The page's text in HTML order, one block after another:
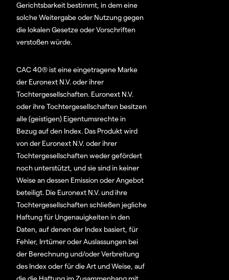
Gerichtsbarkeit bestimmt, in dem eine
solche Weitergabe oder Nutzung gegen
die lokalen Gesetze oder Vorschriften
verstoßen würde.
CAC 40® ist eine eingetragene Marke
der Euronext N.V. oder ihrer
Tochtergesellschaften. Euronext N.V.
oder ihre Tochtergesellschaften besitzen
alle (geistigen) Eigentumsrechte in
Bezug auf den Index. Das Produkt wird
von der Euronext N.V. oder ihrer
Tochtergesellschaften weder gefördert
noch unterstützt, und sie sind in keiner
Weise an dessen Emission oder Angebot
beteiligt. Die Euronext N.V. und ihre
Tochtergesellschaften schließen jegliche
Haftung für Ungenauigkeiten in den
Daten, auf denen der Index basiert, für
Fehler, Irrtümer oder Auslassungen bei
der Berechnung und/oder Verbreitung
des Index oder für die Art und Weise, auf